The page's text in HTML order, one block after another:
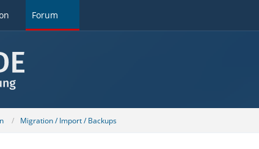
Forum
Migration / Import / Backups